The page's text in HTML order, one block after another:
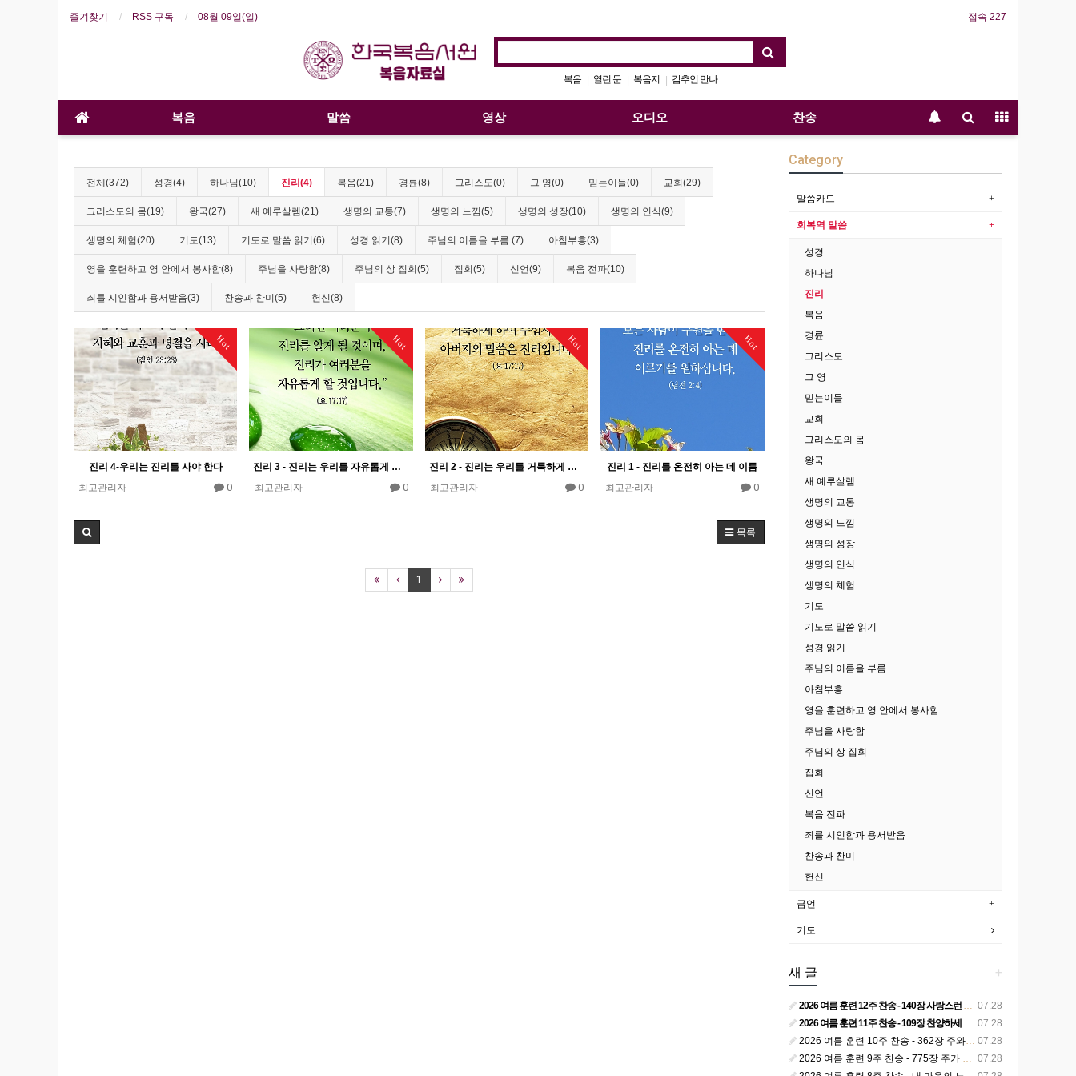
즐겨찾기 RSS 구독 08월 09일(일) 접속 227
복음 | 열린 문 | 복음지 | 감추인 만나
복음 말씀 영상 오디오 찬송
전체(372) 성경(4) 하나님(10) 진리(4) 복음(21) 경륜(8) 그리스도(0) 그 영(0) 믿는이들(0) 교회(29)
그리스도의 몸(19) 왕국(27) 새 예루살렘(21) 생명의 교통(7) 생명의 느낌(5) 생명의 성장(10) 생명의 인식(9)
생명의 체험(20) 기도(13) 기도로 말씀 읽기(6) 성경 읽기(8) 주님의 이름을 부름 (7) 아침부흥(3)
영을 훈련하고 영 안에서 봉사함(8) 주님을 사랑함(8) 주님의 상 집회(5) 집회(5) 신언(9) 복음 전파(10)
죄를 시인함과 용서받음(3) 찬송과 찬미(5) 헌신(8)
Hot
진리 4-우리는 진리를 사야 한다
최고관리자
0
Hot
진리 3 - 진리는 우리를 자유롭게 한다
최고관리자
0
Hot
진리 2 - 진리는 우리를 거룩하게 한다
최고관리자
0
Hot
진리 1 - 진리를 온전히 아는 데 이름
최고관리자
0
목록
1
Category
말씀카드
회복역 말씀
성경
하나님
진리
복음
경륜
그리스도
그 영
믿는이들
교회
그리스도의 몸
왕국
새 예루살렘
생명의 교통
생명의 느낌
생명의 성장
생명의 인식
생명의 체험
기도
기도로 말씀 읽기
성경 읽기
주님의 이름을 부름
아침부흥
영을 훈련하고 영 안에서 봉사함
주님을 사랑함
주님의 상 집회
집회
신언
복음 전파
죄를 시인함과 용서받음
찬송과 찬미
헌신
금언
기도
+
새 글
07.28
2026 여름 훈련 12주 찬송 - 140장 사랑스런 나의 신랑
07.28
2026 여름 훈련 11주 찬송 - 109장 찬양하세 주의 승리
07.28
2026 여름 훈련 10주 찬송 - 362장 주와 함께 못 박혀서
07.28
2026 여름 훈련 9주 찬송 - 775장 주가 구속하신 백성